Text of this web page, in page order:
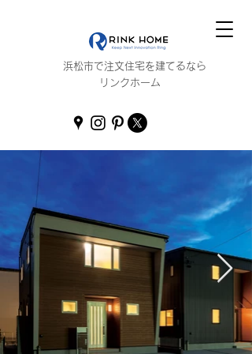
浜松市で注文住宅を建てるなら
リンクホーム